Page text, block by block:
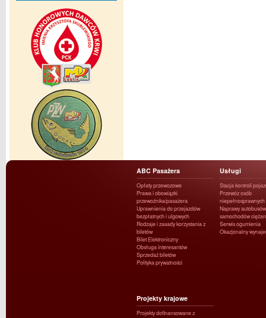
ABC Pasażera
Opłaty przewozowe
Prawa i obowiązki
przewoźnika/pasażera
Uprawnienia do przejazdów
bezpłatnych i ulgowych
Rodzaje i zasady korzystania z
biletów
Bilet Elektroniczny
Obsługa interesantów
Sprzedaż biletów
Polityka prywatności
Usługi
Stacja kontroli
Przewóz osób
niepełnosprawnych
Naprawy
samochodów
Serwis ogumienia
Okazjonalny
Projekty krajowe
Projekty dofinansowane z